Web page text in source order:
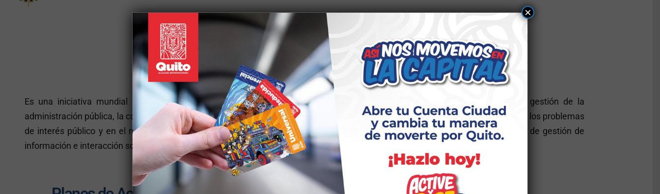
Plan de Acción de Gobierno Abierto
Es una iniciativa mundial que busca mejorar el desempeño gubernamental a través de fomentar la transparencia en la gestión de la
administración pública, la colaboración de las y los ciudadanos con criterio de inclusión, en el desarrollo colectivo de soluciones a los problemas
de interés público y en el mejoramiento en la prestación de servicios públicos; a través de la implementación de plataformas de gestión de
información e interacción social.
×